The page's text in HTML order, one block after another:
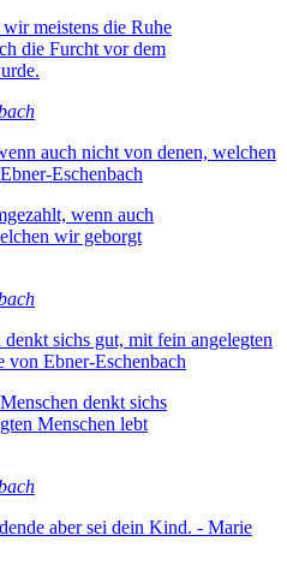
meistens die Ruhe
die Furcht vor dem
wenn auch
wir geborgt
denkt sichs
Menschen lebt